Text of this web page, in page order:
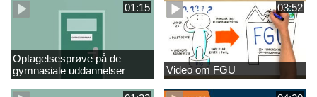
01:15
Optagelsesprøve på de
gymnasiale uddannelser
03:52
Video om FGU